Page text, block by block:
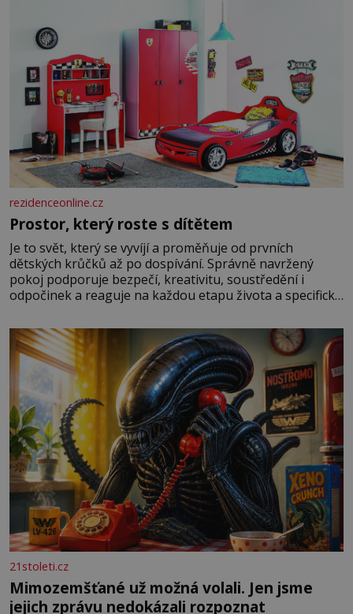
rezidenceonline.cz
Prostor, který roste s dítětem
Je to svět, který se vyvíjí a proměňuje od prvních
dětských krůčků až po dospívání. Správně navržený
pokoj podporuje bezpečí, kreativitu, soustředění i
odpočinek a reaguje na každou etapu života a specifické
měkkost a bezpečí, proto by pokoj miminka měl působit
především klidně a útulně. Předškolní věk je
21stoleti.cz
Mimozemšťané už možná volali. Jen jsme
jejich zprávu nedokázali rozpoznat